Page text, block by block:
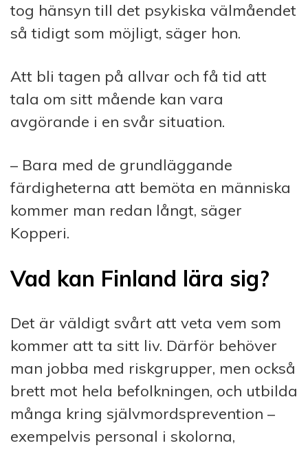
tog hänsyn till det psykiska välmåendet
så tidigt som möjligt, säger hon.
Att bli tagen på allvar och få tid att
tala om sitt mående kan vara
avgörande i en svår situation.
– Bara med de grundläggande
färdigheterna att bemöta en människa
kommer man redan långt, säger
Kopperi.
Vad kan Finland lära sig?
Det är väldigt svårt att veta vem som
kommer att ta sitt liv. Därför behöver
man jobba med riskgrupper, men också
brett mot hela befolkningen, och utbilda
många kring självmordsprevention –
exempelvis personal i skolorna,